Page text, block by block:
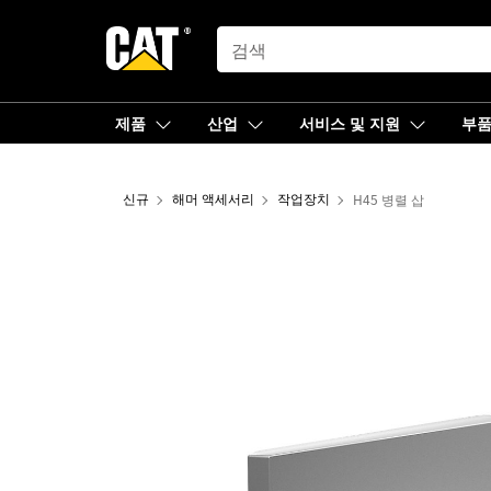
SEARCH
제품 산업 서비스 및 지원 부품
신규 해머 액세서리 작업장치 H45 병렬 삽